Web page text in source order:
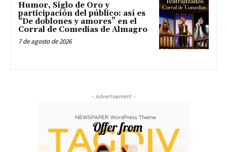
Humor, Siglo de Oro y
participación del público: así es
“De doblones y amores” en el
Corral de Comedias de Almagro
7 de agosto de 2026
- Advertisement -